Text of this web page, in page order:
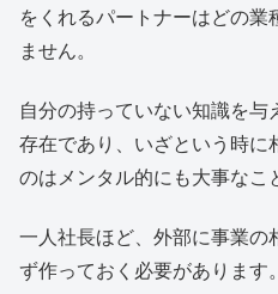
をくれるパートナーはどの業
ません。
自分の持っていない知識を
存在であり、いざという時に
のはメンタル的にも大事なこ
一人社長ほど、外部に事業
ず作っておく必要があります。